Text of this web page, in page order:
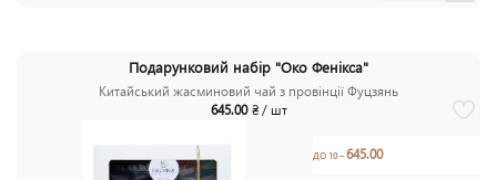
Подарунковий набір "Око Фенікса"
Китайський жасминовий чай з провінції Фуцзянь
645.00 ₴ / шт
ДО 10 –645.00